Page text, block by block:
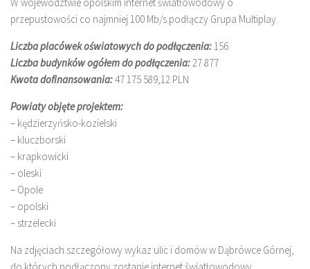
przepustowości co najmniej 100 Mb/s podłączy Grupa Multiplay.
Liczba placówek oświatowych do podłączenia: 156
Liczba budynków ogółem do podłączenia:27 877
Kwota dofinansowania:47 175 589,12 PLN
Powiaty objęte projektem:
– kędzierzyńsko-kozielski
– kluczborski
– krapkowicki
– oleski
– Opole
– opolski
– strzelecki
Na zdjęciach szczegółowy wykaz ulic i domów w Dąbrówce Górnej,